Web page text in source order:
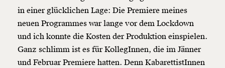
in einer glücklichen Lage: Die Premiere meines
neuen Programmes war lange vor dem Lockdown
und ich konnte die Kosten der Produktion einspielen.
Ganz schlimm ist es für KollegInnen, die im Jänner
und Februar Premiere hatten. Denn KabarettistInnen